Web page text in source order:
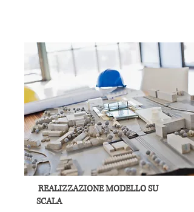
REALIZZAZIONE MODELLO SU
SCALA